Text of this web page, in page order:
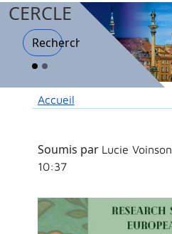
CERCLE
Recherche
Fil d'Ariane
Accueil
Soumis par Lucie Voinson
10:37